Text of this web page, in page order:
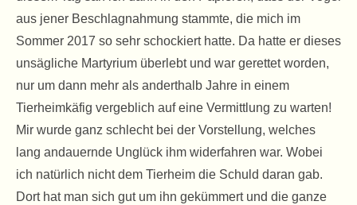
aus jener Beschlagnahmung stammte, die mich im
Sommer 2017 so sehr schockiert hatte. Da hatte er dieses
unsägliche Martyrium überlebt und war gerettet worden,
nur um dann mehr als anderthalb Jahre in einem
Tierheimkäfig vergeblich auf eine Vermittlung zu warten!
Mir wurde ganz schlecht bei der Vorstellung, welches
lang andauernde Unglück ihm widerfahren war. Wobei
ich natürlich nicht dem Tierheim die Schuld daran gab.
Dort hat man sich gut um ihn gekümmert und die ganze